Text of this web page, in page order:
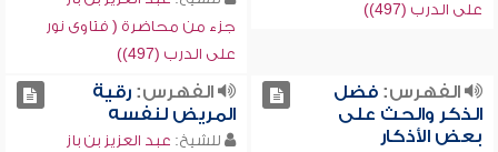
على الدرب (497))
جزء من محاضرة ( فتاوى نور
على الدرب (497))
الفهرس:فضل
الذكر والحث على
بعض الأذكار
الفهرس:رقية
المريض لنفسه
للشيخ: عبد العزيز بن باز